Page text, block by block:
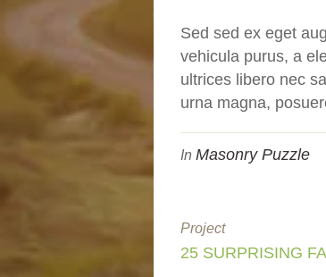
Sed sed ex eget
vehicula purus, a
ultrices libero nec
urna magna,
In Masonry Puzzle
Project
25 SURPRISING